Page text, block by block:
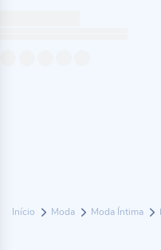
Início Moda Moda Íntima